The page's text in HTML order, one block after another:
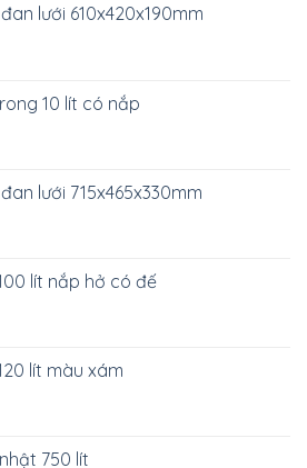
lưới 610x420x190mm
10 lít có nắp
lưới 715x465x330mm
lít nắp hở có đế
lít màu xám
750 lít